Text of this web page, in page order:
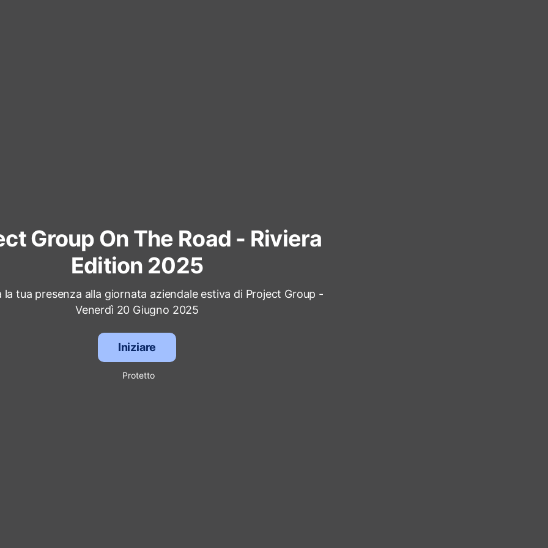
Group On The Road - Riviera
Edition 2025
la tua presenza alla giornata aziendale estiva di Project Group -
Venerdì 20 Giugno 2025
Iniziare
Protetto